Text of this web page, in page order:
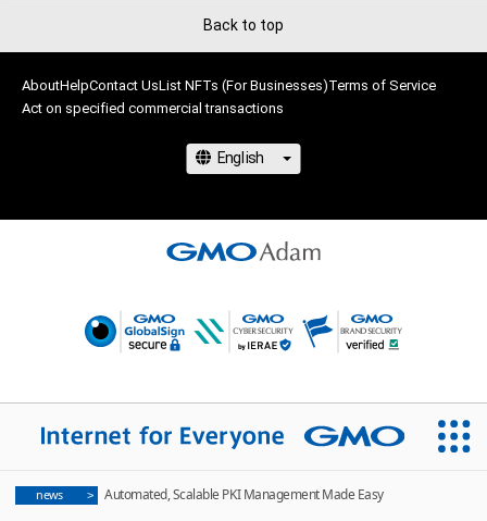
Back to top
AboutHelpContact UsList NFTs (For Businesses)Terms of Service
Act on specified commercial transactions
news Automated, Scalable PKI Management Made Easy